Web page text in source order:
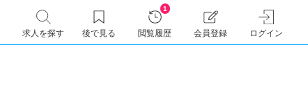
求人を探す 後で見る
1
閲覧履歴 会員登録 ログイン